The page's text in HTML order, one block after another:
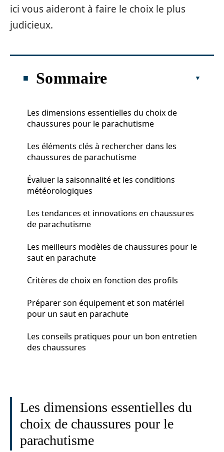
ici vous aideront à faire le choix le plus
judicieux.
Sommaire
Les dimensions essentielles du choix de
chaussures pour le parachutisme
Les éléments clés à rechercher dans les
chaussures de parachutisme
Évaluer la saisonnalité et les conditions
météorologiques
Les tendances et innovations en chaussures
de parachutisme
Les meilleurs modèles de chaussures pour le
saut en parachute
Critères de choix en fonction des profils
Préparer son équipement et son matériel
pour un saut en parachute
Les conseils pratiques pour un bon entretien
des chaussures
Les dimensions essentielles du
choix de chaussures pour le
parachutisme